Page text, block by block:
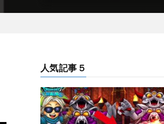
人気記事５